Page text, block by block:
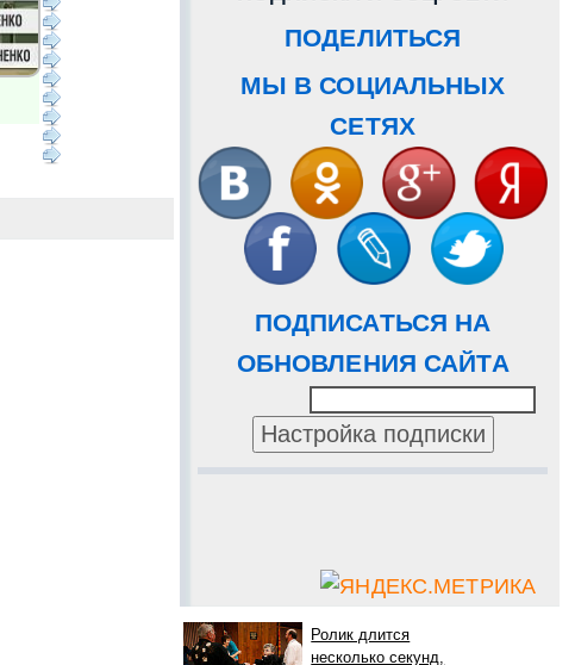
ПОДЕЛИТЬСЯ
МЫ В СОЦИАЛЬНЫХ
СЕТЯХ
ПОДПИСАТЬСЯ НА
ОБНОВЛЕНИЯ САЙТА
Ролик длится
несколько секунд,